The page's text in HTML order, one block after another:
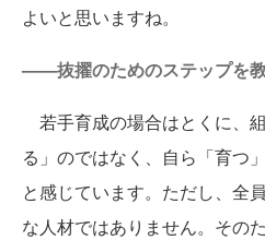
よいと思いますね。
——抜擢のためのステップを教
若手育成の場合はとくに、
る」のではなく、自ら「育つ
と感じています。ただし、全
な人材ではありません。その